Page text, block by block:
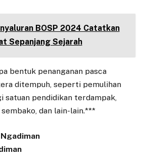
BOSP 2024 Catatkan
Sepanjang Sejarah
bentuk penanganan pasca
ditempuh, seperti pemulihan
satuan pendidikan terdampak,
dan lain-lain.***